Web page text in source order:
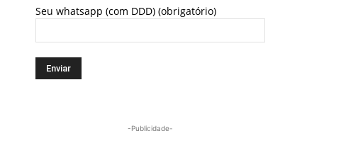
Seu whatsapp (com DDD) (obrigatório)
-Publicidade-